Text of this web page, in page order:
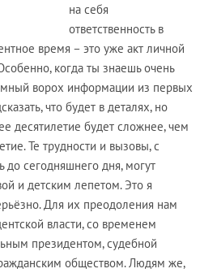
на себя
ответственность в
время – это уже акт личной
когда ты знаешь очень
ворох информации из первых
что будет в деталях, но
десятилетие будет сложнее, чем
Те трудности и вызовы, с
до сегодняшнего дня, могут
и детским лепетом. Это я
Для их преодоления нам
власти, со временем
президентом, судебной
обществом. Людям же,